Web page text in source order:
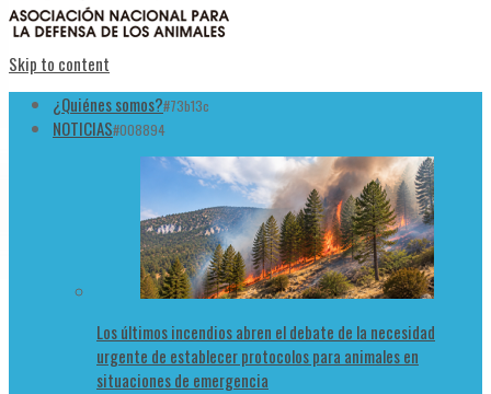
Skip to content
¿Quiénes somos?#73b13c
NOTICIAS#008894
Los últimos incendios abren el debate de la necesidad
urgente de establecer protocolos para animales en
situaciones de emergencia